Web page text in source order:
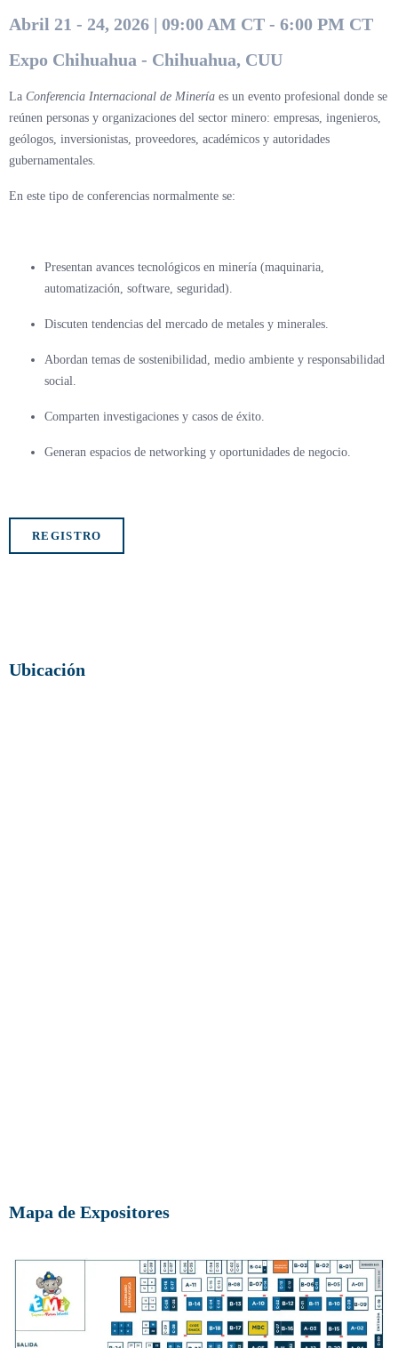
Abril 21 - 24, 2026 | 09:00 AM CT - 6:00 PM CT
Expo Chihuahua - Chihuahua, CUU
La Conferencia Internacional de Minería es un evento profesional donde se
reúnen personas y organizaciones del sector minero: empresas, ingenieros,
geólogos, inversionistas, proveedores, académicos y autoridades
gubernamentales.
En este tipo de conferencias normalmente se:
Presentan avances tecnológicos en minería (maquinaria,
automatización, software, seguridad).
Discuten tendencias del mercado de metales y minerales.
Abordan temas de sostenibilidad, medio ambiente y responsabilidad
social.
Comparten investigaciones y casos de éxito.
Generan espacios de networking y oportunidades de negocio.
REGISTRO
Ubicación
Mapa de Expositores